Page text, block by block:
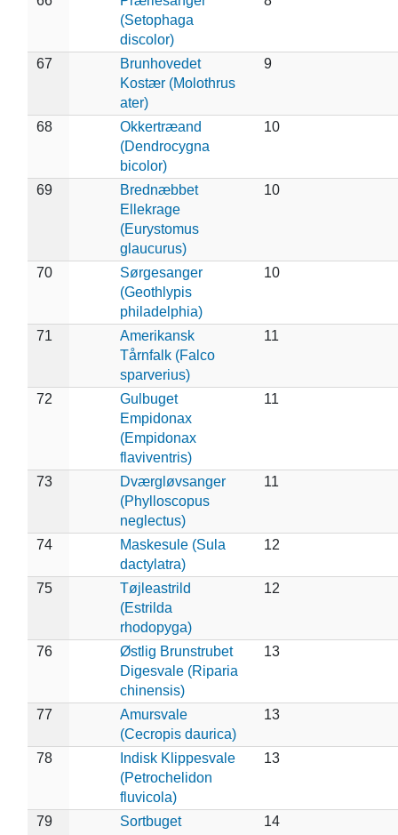
(Setophaga
discolor)
67
Brunhovedet
Kostær (Molothrus
ater)
9
68
Okkertræand
(Dendrocygna
bicolor)
10
69
Brednæbbet
Ellekrage
(Eurystomus
glaucurus)
10
70
Sørgesanger
(Geothlypis
philadelphia)
10
71
Amerikansk
Tårnfalk (Falco
sparverius)
11
72
Gulbuget
Empidonax
(Empidonax
flaviventris)
11
73
Dværgløvsanger
(Phylloscopus
neglectus)
11
74
Maskesule (Sula
dactylatra)
12
75
Tøjleastrild
(Estrilda
rhodopyga)
12
76
Østlig Brunstrubet
Digesvale (Riparia
chinensis)
13
77
Amursvale
(Cecropis daurica)
13
78
Indisk Klippesvale
(Petrochelidon
fluvicola)
13
79
Sortbuget
14